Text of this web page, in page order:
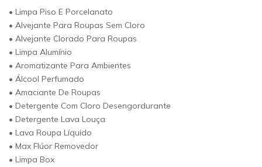
• Limpa Piso E Porcelanato
• Alvejante Para Roupas Sem Cloro
• Alvejante Clorado Para Roupas
• Limpa Alumínio
• Aromatizante Para Ambientes
• Álcool Perfumado
• Amaciante De Roupas
• Detergente Com Cloro Desengordurante
• Detergente Lava Louça
• Lava Roupa Líquido
• Max Flúor Removedor
• Limpa Box